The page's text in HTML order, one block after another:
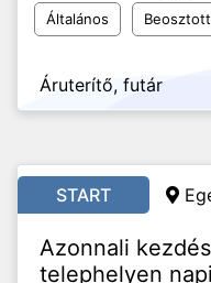
Általános Beosztott
Áruterítő, futár
START
Azonnali
telephelyen